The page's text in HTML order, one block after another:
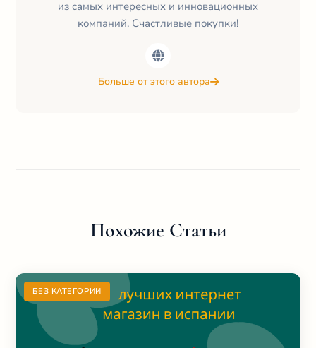
из самых интересных и инновационных
компаний. Счастливые покупки!
Больше от этого автора
Похожие Статьи
БЕЗ КАТЕГОРИИ